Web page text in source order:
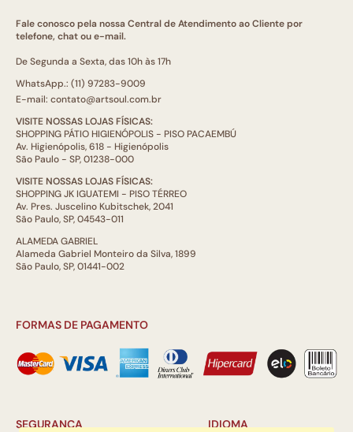
Fale conosco pela nossa Central de Atendimento ao Cliente por
telefone, chat ou e-mail.
De Segunda a Sexta, das 10h às 17h
WhatsApp.: (11) 97283-9009
E-mail: contato@artsoul.com.br
VISITE NOSSAS LOJAS FÍSICAS:
SHOPPING PÁTIO HIGIENÓPOLIS - PISO PACAEMBÚ
Av. Higienópolis, 618 - Higienópolis
São Paulo - SP, 01238-000
VISITE NOSSAS LOJAS FÍSICAS:
SHOPPING JK IGUATEMI - PISO TÉRREO
Av. Pres. Juscelino Kubitschek, 2041
São Paulo, SP, 04543-011
ALAMEDA GABRIEL
Alameda Gabriel Monteiro da Silva, 1899
São Paulo, SP, 01441-002
FORMAS DE PAGAMENTO
SEGURANÇA IDIOMA